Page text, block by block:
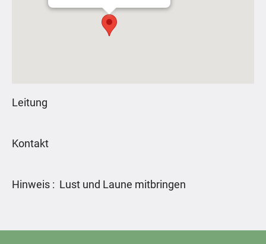
Leitung
Kontakt
Hinweis : Lust und Laune mitbringen